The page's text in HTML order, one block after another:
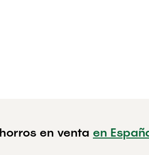
en venta en